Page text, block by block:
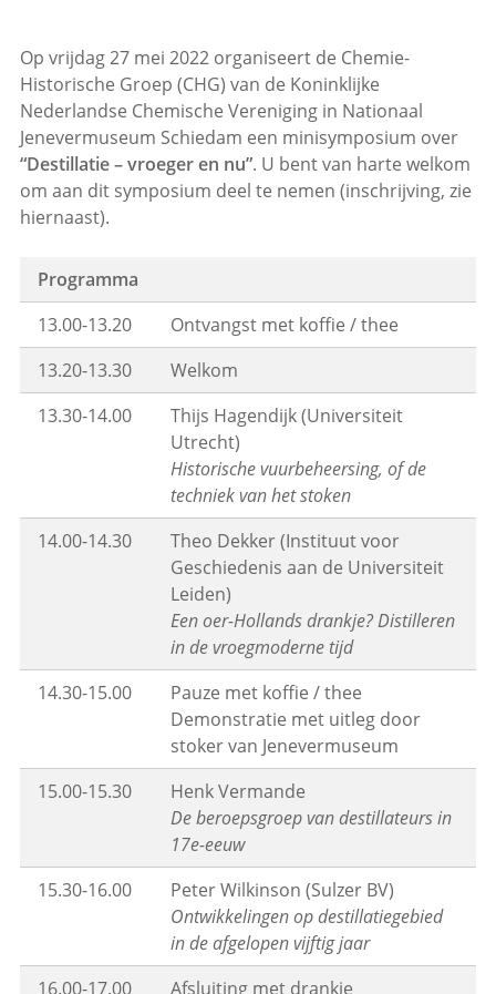
Op vrijdag 27 mei 2022 organiseert de Chemie-
Historische Groep (CHG) van de Koninklijke
Nederlandse Chemische Vereniging in Nationaal
Jenevermuseum Schiedam een minisymposium over
“Destillatie – vroeger en nu”. U bent van harte welkom
om aan dit symposium deel te nemen (inschrijving, zie
hiernaast).
Programma
13.00-13.20
Ontvangst met koffie / thee
13.20-13.30
Welkom
13.30-14.00
Thijs Hagendijk (Universiteit
Utrecht)
Historische vuurbeheersing, of de
techniek van het stoken
14.00-14.30
Theo Dekker (Instituut voor
Geschiedenis aan de Universiteit
Leiden)
Een oer-Hollands drankje? Distilleren
in de vroegmoderne tijd
14.30-15.00
Pauze met koffie / thee
Demonstratie met uitleg door
stoker van Jenevermuseum
15.00-15.30
Henk Vermande
De beroepsgroep van destillateurs in
17e-eeuw
15.30-16.00
Peter Wilkinson (Sulzer BV)
Ontwikkelingen op destillatiegebied
in de afgelopen vijftig jaar
16.00-17.00
Afsluiting met drankje